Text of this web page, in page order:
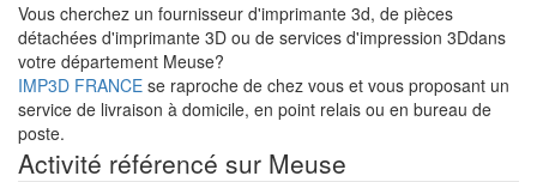
Vous cherchez un fournisseur d'imprimante 3d, de pièces
détachées d'imprimante 3D ou de services d'impression 3Ddans
votre département Meuse?
IMP3D FRANCE se raproche de chez vous et vous proposant un
service de livraison à domicile, en point relais ou en bureau de
poste.
Activité référencé sur Meuse